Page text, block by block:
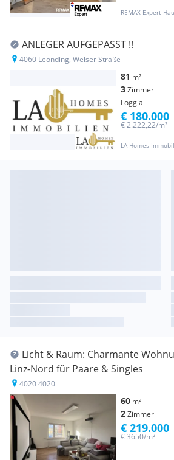
REMAX Expert
ANLEGER AUFGEPASST !!
4060 Leonding, Welser Straße
81 m²
3Zimmer
Loggia
LA Homes
€ 2.222,22/m²
€ 180.000
Licht & Raum: Charmante
Linz‑Nord für Paare & Singles
4020 4020
60 m²
2Zimmer
€ 3650/m²
€ 219.000